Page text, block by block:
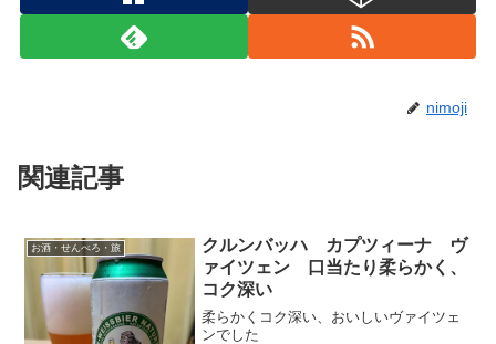
nimoji
関連記事
お酒・せんべろ・旅
クルンバッハ カプツィーナ ヴ
ァイツェン 口当たり柔らかく、
コク深い
柔らかくコク深い、おいしいヴァイツェ
ンでした